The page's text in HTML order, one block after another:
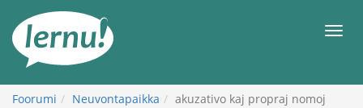
sisältöön
Foorumi Neuvontapaikka akuzativo kaj propraj nomoj